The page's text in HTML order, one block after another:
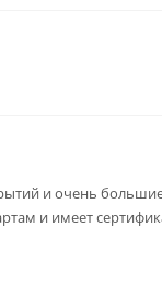
и очень
и имеет